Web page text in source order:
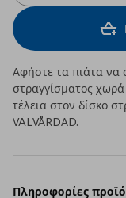
Αφήστε τα πιάτα να
στραγγίσματος χωρά
τέλεια στον δίσκο
VÄLVÅRDAD.
Πληροφορίες